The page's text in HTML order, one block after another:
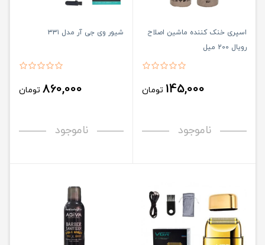
اسپری خنک کننده ماشین اصلاح
رویال 200 میل
145,000 تومان
ناموجود
شیور وی جی آر مدل ۳۳۱
860,000 تومان
ناموجود